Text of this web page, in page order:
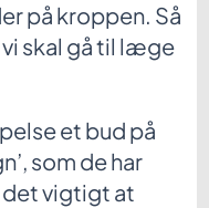
på kroppen. Så
skal gå til læge
et bud på
som de har
det vigtigt at